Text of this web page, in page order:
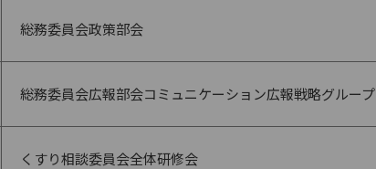
総務委員会政策部会
総務委員会広報部会コミュニケーション広報戦略グループ
くすり相談委員会全体研修会